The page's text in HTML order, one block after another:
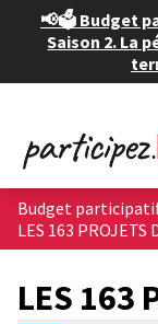
📢🗳️ Budget
Saison 2. La
Budget
LES 163 PROJETS
LES 163